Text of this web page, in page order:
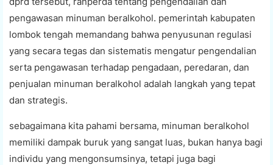
pengawasan minuman beralkohol. pemerintah kabupaten
lombok tengah memandang bahwa penyusunan regulasi
yang secara tegas dan sistematis mengatur pengendalian
serta pengawasan terhadap pengadaan, peredaran, dan
penjualan minuman beralkohol adalah langkah yang tepat
dan strategis.
sebagaimana kita pahami bersama, minuman beralkohol
memiliki dampak buruk yang sangat luas, bukan hanya bagi
individu yang mengonsumsinya, tetapi juga bagi